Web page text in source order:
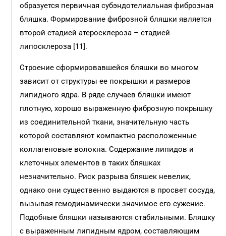
образуется первичная субэндотелиальная фиброзная
бляшка. Формирование фиброзной бляшки является
второй стадией атеросклероза – стадией
липосклероза [11].
Строение сформировавшейся бляшки во многом
зависит от структуры ее покрышки и размеров
липидного ядра. В ряде случаев бляшки имеют
плотную, хорошо выраженную фиброзную покрышку
из соединительной ткани, значительную часть
которой составляют компактно расположенные
коллагеновые волокна. Содержание липидов и
клеточных элементов в таких бляшках
незначительно. Риск разрыва бляшек невелик,
однако они существенно выдаются в просвет сосуда,
вызывая гемодинамически значимое его сужение.
Подобные бляшки называются стабильными. Бляшку
с выраженным липидным ядром, составляющим